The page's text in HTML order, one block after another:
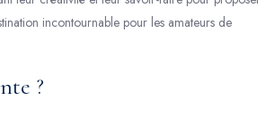
incontournable pour les amateurs de
?